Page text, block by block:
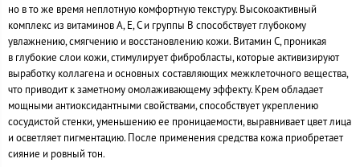
но в то же время неплотную комфортную текстуру. Высокоактивный
комплекс из витаминов А, Е, С и группы В способствует глубокому
увлажнению, смягчению и восстановлению кожи. Витамин С, проникая
в глубокие слои кожи, стимулирует фибробласты, которые активизируют
выработку коллагена и основных составляющих межклеточного вещества,
что приводит к заметному омолаживающему эффекту. Крем обладает
мощными антиоксидантными свойствами, способствует укреплению
сосудистой стенки, уменьшению ее проницаемости, выравнивает цвет лица
и осветляет пигментацию. После применения средства кожа приобретает
сияние и ровный тон.